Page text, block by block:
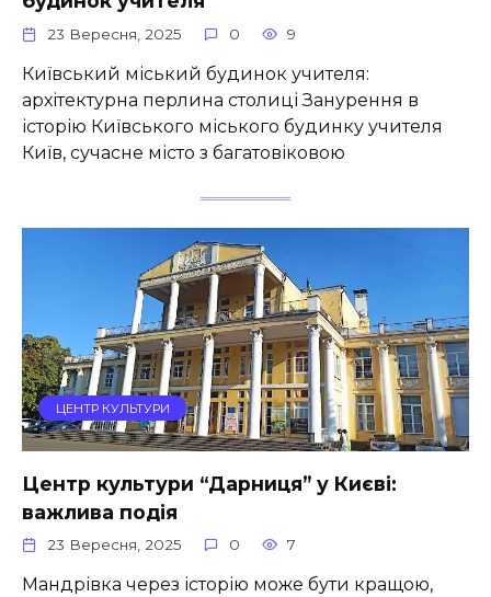
23 Вересня, 2025 0 9
Київський міський будинок учителя:
архітектурна перлина столиці Занурення в
історію Київського міського будинку учителя
Київ, сучасне місто з багатовіковою
ЦЕНТР КУЛЬТУРИ
Центр культури “Дарниця” у Києві:
важлива подія
23 Вересня, 2025 0 7
Мандрівка через історію може бути кращою,